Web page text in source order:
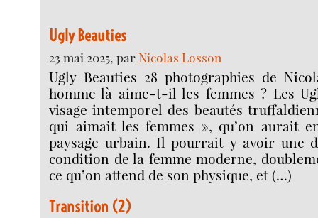
Ugly Beauties
23 mai 2025, parNicolas Losson
Ugly Beauties 28 photographies de
homme là aime-t-il les femmes ? Les
visage intemporel des beautés
qui aimait les femmes », qu’on aurait
paysage urbain. Il pourrait y avoir une
condition de la femme moderne,
ce qu’on attend de son physique, et (…)
Transition (2)